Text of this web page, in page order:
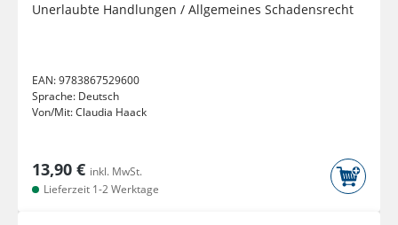
Unerlaubte Handlungen / Allgemeines Schadensrecht
EAN:9783867529600
Sprache: Deutsch
Von/Mit:Claudia Haack
13,90 € inkl. MwSt.
Lieferzeit 1-2 Werktage